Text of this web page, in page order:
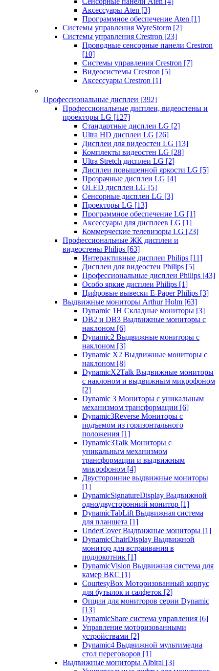
Аксессуары Aten [3]
Программное обеспечение Aten [1]
Системы управления WyreStorm [2]
Системы управления Crestron [23]
Проводные сенсорные панели Crestron
[10]
Системы управления Crestron [7]
Видеосистемы Crestron [5]
Аксессуары Crestron [1]
Профессиональные дисплеи [392]
Профессиональные дисплеи, видеостены и
проекторы LG [127]
Стандартные дисплеи LG [2]
Ultra HD дисплеи LG [26]
Дисплеи для видеостен LG [13]
Комплекты видеостен LG [28]
Ultra Stretch дисплеи LG [2]
Дисплеи повышенной яркости LG [5]
Прозрачные дисплеи LG [4]
OLED дисплеи LG [5]
Сенсорные дисплеи LG [3]
Проекторы LG [13]
Программное обеспечение LG [1]
Аксессуары для дисплеев LG [1]
Коммерческие телевизоры LG [23]
Профессиональные ЖК дисплеи и
видеостены Philips [63]
Интерактивные дисплеи Philips [11]
Дисплеи для видеостен Philips [5]
Профессиональные дисплеи Philips [43]
Особо яркие дисплеи Philips [1]
Цифровые вывески E-Paper Philips [3]
Выдвижные мониторы Arthur Holm [63]
Dynamic 1Н Складные мониторы [3]
DB2 и DB3 Выдвижные мониторы с
наклоном [6]
Dynamic2 Выдвижные мониторы с
наклоном [3]
Dynamic X2 Выдвижные мониторы с
наклоном [8]
DynamicX2Talk Выдвижные мониторы
с наклоном и выдвижным микрофоном
[2]
Dynamic 3 Мониторы с уникальным
механизмом трансформации [6]
Dynamic3Reverse Мониторы с
подъемом из горизонтального
положения [1]
Dynamic3Talk Мониторы с
уникальным механизмом
трансформации и выдвижным
микрофоном [4]
Двусторонние выдвижные мониторы
[1]
DynamicSignatureDisplay Выдвижной
одно/двусторонний монитор [1]
DynamicTabLift Выдвижная система
для планшета [1]
UnderCover Выдвижные мониторы [1]
DynamicChairDisplay Выдвижной
монитор для встраивания в
подлокотник [1]
DynamicVision Выдвижная система для
камер ВКС [1]
CourtesyBox Моторизованный корпус
для бутылок и салфеток [2]
Опции для мониторов серии Dynamic
[13]
DynamicShare система управления [6]
Управление моторизованными
устройствами [2]
Dynamic4 Выдвижной мультимедиа
стол переговоров [1]
Выдвижные мониторы Albiral [3]